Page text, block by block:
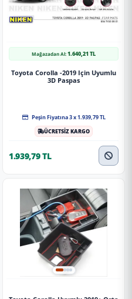
Mağazadan Al:1.640,21 TL
Toyota Corolla -2019 Için Uyumlu
3D Paspas
Peşin Fiyatına 3 x 1.939,79 TL
ÜCRETSİZ KARGO
1.939,79 TL